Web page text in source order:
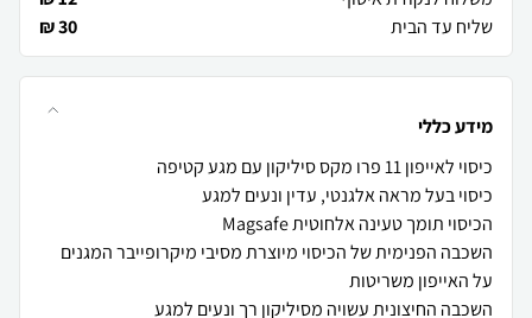
שליח עד הבית
30 ₪
מידע כללי
השכבה הפנימית של הכיסוי מיוצרת מסיבי מיקרופייבר המגנים